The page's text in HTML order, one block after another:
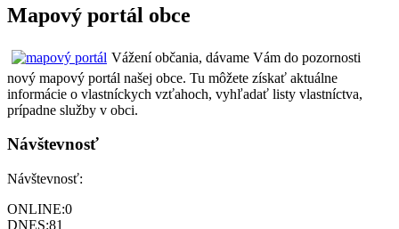
Mapový portál obce
Vážení občania, dávame Vám do pozornosti
nový mapový portál našej obce. Tu môžete získať aktuálne
informácie o vlastníckych vzťahoch, vyhľadať listy vlastníctva,
prípadne služby v obci.
Návštevnosť
Návštevnosť:
ONLINE:0
DNES:81